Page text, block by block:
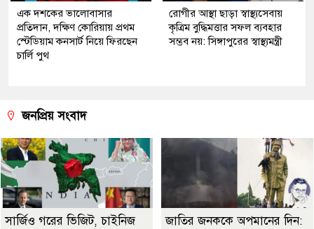
এক দশকের ভালোবাসার
প্রতিদান, দক্ষিণ কোরিয়ায় প্রথম
স্টেডিয়াম কনসার্ট নিয়ে ফিরছেন
চার্লি পুথ
রোগীর আস্থা ছাড়া স্বাস্থ্যসেবায়
কৃত্রিম বুদ্ধিমত্তার সফল ব্যবহার
সম্ভব নয়: সিঙ্গাপুরের স্বাস্থ্যমন্ত্রী
জনপ্রিয় সংবাদ
সার্জিও গরের ভিজিট, চাইনিজ
জাতির জনককে অপমানের দিন: